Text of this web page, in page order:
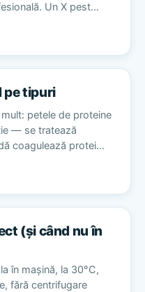
Un X pest…
pe tipuri
petele de proteine
— se tratează
coagulează protei…
(și când nu în
în mașină, la 30°C,
fără centrifugare